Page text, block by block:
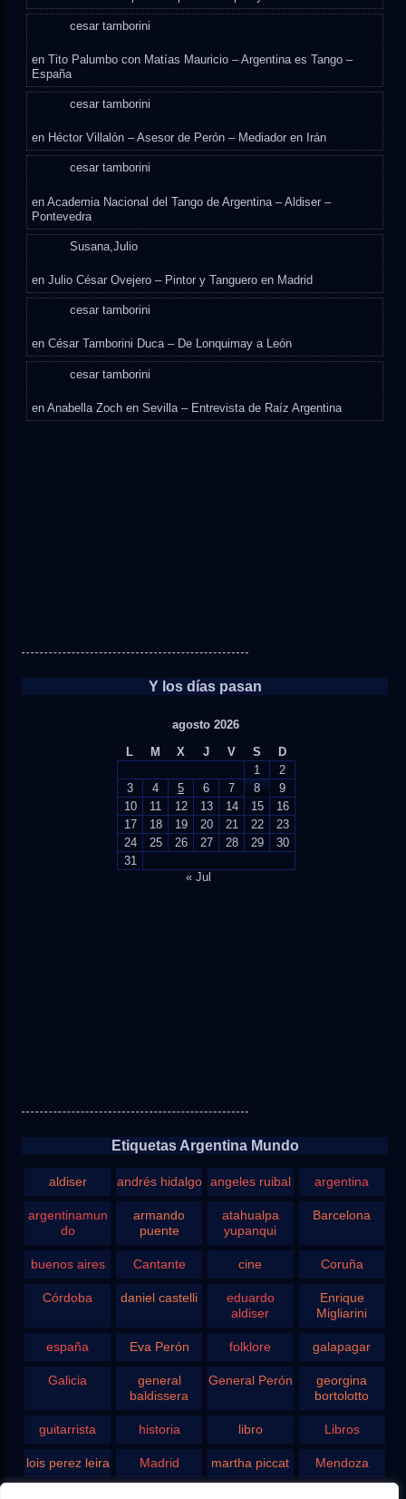
cesar tamborini
enTito Palumbo con Matías Mauricio – Argentina es Tango –
España
cesar tamborini
en Héctor Villalón – Asesor de Perón – Mediador en Irán
cesar tamborini
enAcademia Nacional del Tango de Argentina – Aldiser –
Pontevedra
Susana,Julio
enJulio César Ovejero – Pintor y Tanguero en Madrid
cesar tamborini
enCésar Tamborini Duca – De Lonquimay a León
cesar tamborini
enAnabella Zoch en Sevilla – Entrevista de Raíz Argentina
Y los días pasan
agosto 2026
L
M X J V S
D
1
2
3
4 5 6 7 8
9
10
11 12 13 14 15
16
17
18 19 20 21 22
23
24
25 26 27 28 29
30
31
« Jul
Etiquetas Argentina Mundo
aldiser andrés hidalgo angeles ruibal argentina
argentinamun
do
armando
puente
atahualpa
yupanqui
Barcelona
buenos aires Cantante cine Coruña
Córdoba daniel castelli
eduardo
aldiser
Enrique
Migliarini
españa Eva Perón folklore galapagar
Galicia
general
baldissera
General Perón
georgina
bortolotto
guitarrista historia libro Libros
lois perez leira Madrid martha piccat Mendoza